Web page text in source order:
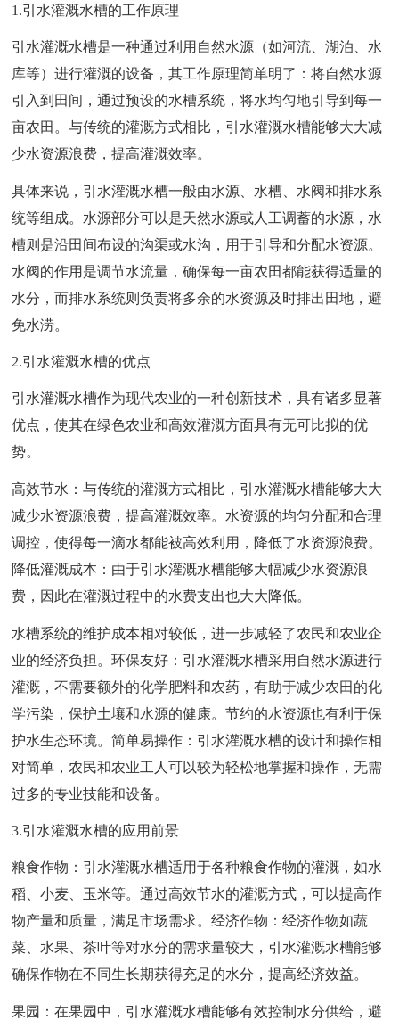
1.引水灌溉水槽的工作原理
引水灌溉水槽是一种通过利用自然水源（如河流、湖泊、水
库等）进行灌溉的设备，其工作原理简单明了：将自然水源
引入到田间，通过预设的水槽系统，将水均匀地引导到每一
亩农田。与传统的灌溉方式相比，引水灌溉水槽能够大大减
少水资源浪费，提高灌溉效率。
具体来说，引水灌溉水槽一般由水源、水槽、水阀和排水系
统等组成。水源部分可以是天然水源或人工调蓄的水源，水
槽则是沿田间布设的沟渠或水沟，用于引导和分配水资源。
水阀的作用是调节水流量，确保每一亩农田都能获得适量的
水分，而排水系统则负责将多余的水资源及时排出田地，避
免水涝。
2.引水灌溉水槽的优点
引水灌溉水槽作为现代农业的一种创新技术，具有诸多显著
优点，使其在绿色农业和高效灌溉方面具有无可比拟的优
势。
高效节水：与传统的灌溉方式相比，引水灌溉水槽能够大大
减少水资源浪费，提高灌溉效率。水资源的均匀分配和合理
调控，使得每一滴水都能被高效利用，降低了水资源浪费。
降低灌溉成本：由于引水灌溉水槽能够大幅减少水资源浪
费，因此在灌溉过程中的水费支出也大大降低。
水槽系统的维护成本相对较低，进一步减轻了农民和农业企
业的经济负担。环保友好：引水灌溉水槽采用自然水源进行
灌溉，不需要额外的化学肥料和农药，有助于减少农田的化
学污染，保护土壤和水源的健康。节约的水资源也有利于保
护水生态环境。简单易操作：引水灌溉水槽的设计和操作相
对简单，农民和农业工人可以较为轻松地掌握和操作，无需
过多的专业技能和设备。
3.引水灌溉水槽的应用前景
粮食作物：引水灌溉水槽适用于各种粮食作物的灌溉，如水
稻、小麦、玉米等。通过高效节水的灌溉方式，可以提高作
物产量和质量，满足市场需求。经济作物：经济作物如蔬
菜、水果、茶叶等对水分的需求量较大，引水灌溉水槽能够
确保作物在不同生长期获得充足的水分，提高经济效益。
果园：在果园中，引水灌溉水槽能够有效控制水分供给，避